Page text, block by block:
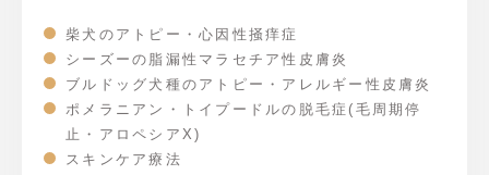
柴犬のアトピー・心因性掻痒症
シーズーの脂漏性マラセチア性皮膚炎
ブルドッグ犬種のアトピー・アレルギー性皮膚炎
ポメラニアン・トイプードルの脱毛症(毛周期停
止・アロペシアX)
スキンケア療法